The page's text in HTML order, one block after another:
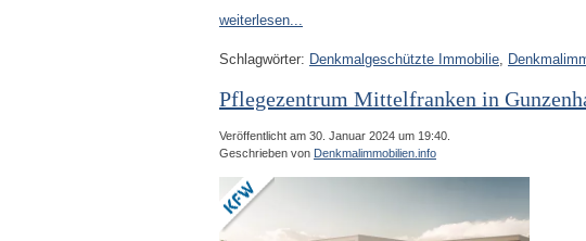
weiterlesen...
Schlagwörter: Denkmalgeschützte Immobilie,
Pflegezentrum Mittelfranken in
Veröffentlicht am 30. Januar 2024 um 19:40.
Geschrieben von Denkmalimmobilien.info